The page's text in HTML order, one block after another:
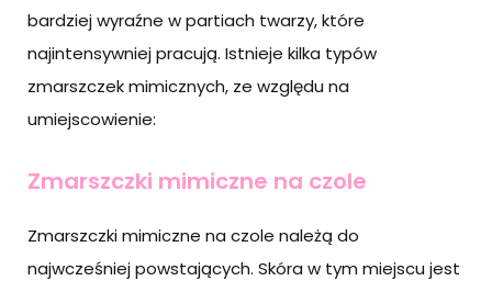
bardziej wyraźne w partiach twarzy, które
najintensywniej pracują. Istnieje kilka typów
zmarszczek mimicznych, ze względu na
umiejscowienie:
Zmarszczki mimiczne na czole
Zmarszczki mimiczne na czole należą do
najwcześniej powstających. Skóra w tym miejscu jest